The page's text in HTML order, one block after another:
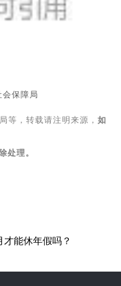
保障局
等 ，转载请注明来源， 如
处理。
能休年假吗？